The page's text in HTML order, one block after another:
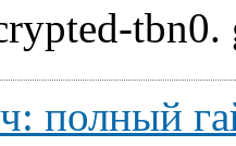
tbn0.
полный